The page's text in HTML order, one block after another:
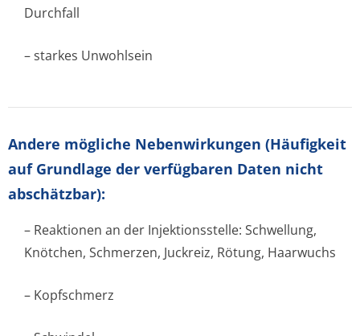
Durchfall
– starkes Unwohlsein
Andere mögliche Nebenwirkungen (Häufigkeit
auf Grundlage der verfügbaren Daten nicht
abschätzbar):
– Reaktionen an der Injektionsstelle: Schwellung,
Knötchen, Schmerzen, Juckreiz, Rötung, Haarwuchs
– Kopfschmerz